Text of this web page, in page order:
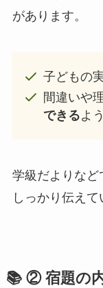
があります。
子どもの
間違いや
できるよ
学級だよりなど
しっかり伝えて
📚 ② 宿題の